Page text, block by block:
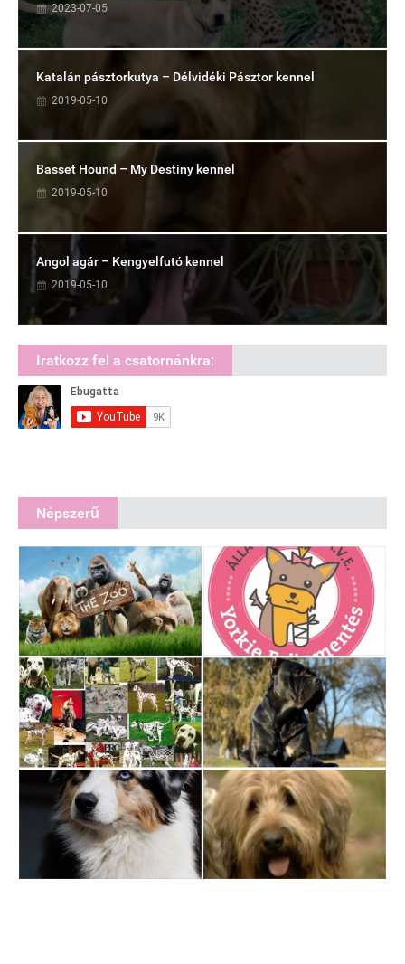
2023-07-05
Katalán pásztorkutya – Délvidéki Pásztor kennel
2019-05-10
Basset Hound – My Destiny kennel
2019-05-10
Angol agár – Kengyelfutó kennel
2019-05-10
Iratkozz fel a csatornánkra:
Népszerű